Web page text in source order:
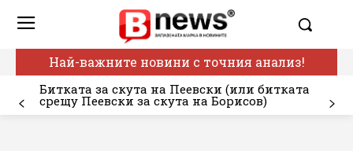
Най-важните новини с точния анализ!
Битката за скута на Пеевски (или битката
срещу Пеевски за скута на Борисов)